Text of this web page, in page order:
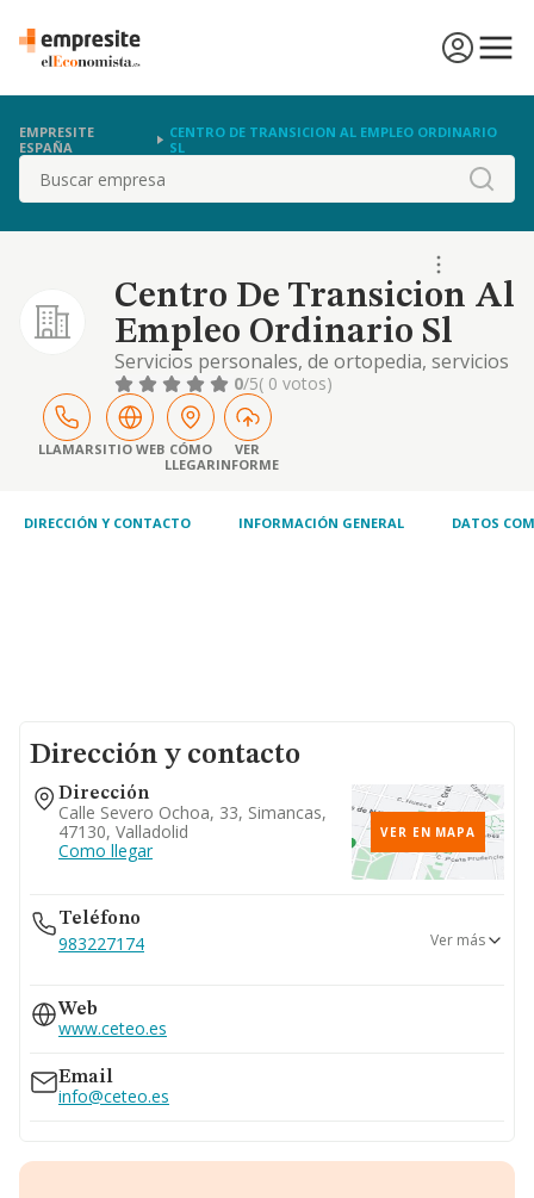
EMPRESITE
ESPAÑA
CENTRO DE TRANSICION AL EMPLEO ORDINARIO
SL
Buscar
Centro De Transicion Al
Empleo Ordinario Sl
Servicios personales, de ortopedia, servicios
a empresas, servicios informáticos y
albergues turísticos.
0/5( 0 votos)
LLAMARSITIO WEB CÓMO
LLEGAR
VER
INFORME
DIRECCIÓN Y CONTACTO INFORMACIÓN GENERAL DATOS
Dirección y contacto
Dirección
Calle Severo Ochoa, 33, Simancas,
47130, Valladolid
Como llegar
VER EN MAPA
Teléfono
983227174
983140088
Ver más
Web
www.ceteo.es
Email
info@ceteo.es